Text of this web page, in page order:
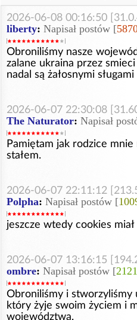
2026-06-08 00:16:50
liberty: Napisał postów [
Obroniliśmy nasze
zalane ukraina przez
nadal są żałosnymi
2026-06-07 22:30:08
The Naturator: Napisał
Pamiętam jak rodzice
stałem.
2026-06-07 22:11:12
Polpha: Napisał postów [
jeszcze wtedy cookies
2026-06-07 13:16:15
ombre: Napisał postów [
Obroniliśmy i stworzyliśmy
który żyje swoim życiem i
województwa.